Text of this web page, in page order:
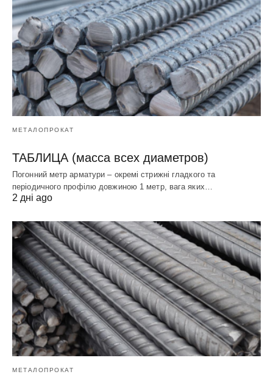
МЕТАЛОПРОКАТ
ТАБЛИЦА (масса всех диаметров)
Погонний метр арматури – окремі стрижні гладкого та
періодичного профілю довжиною 1 метр, вага яких…
2 дні ago
МЕТАЛОПРОКАТ